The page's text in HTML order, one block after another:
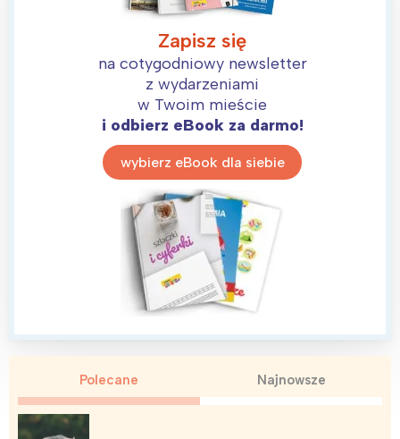
Zapisz się
na cotygodniowy newsletter
z wydarzeniami
w Twoim mieście
i odbierz eBook za darmo!
wybierz eBook dla siebie
Polecane Najnowsze